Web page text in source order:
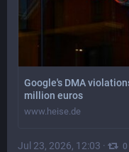
Google's DMA
million euros
www.heise.de
Jul 23, 2026, 12:03 · 0